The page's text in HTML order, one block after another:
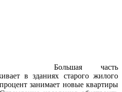
Большая часть
в зданиях старого жилого
занимает новые квартиры